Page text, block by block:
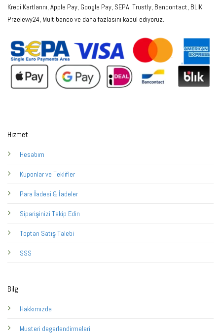
Hizmet
Hesabım
Kuponlar ve Teklifler
Para İadesi & İadeler
Siparişinizi Takip Edin
Toptan Satış Talebi
SSS
Bilgi
Hakkımızda
Musteri degerlendirmeleri
Kredi Kartlarını, Apple Pay, Google Pay, SEPA, Trustly, Bancontact, BLIK,
Przelewy24, Multibanco ve daha fazlasını kabul ediyoruz.